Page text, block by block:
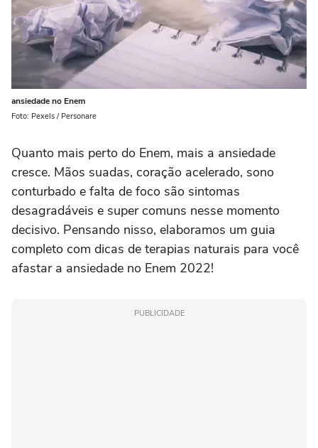
ansiedade no Enem
Foto: Pexels / Personare
Quanto mais perto do Enem, mais a ansiedade
cresce. Mãos suadas, coração acelerado, sono
conturbado e falta de foco são sintomas
desagradáveis e super comuns nesse momento
decisivo. Pensando nisso, elaboramos um guia
completo com dicas de terapias naturais para você
afastar a ansiedade no Enem 2022!
PUBLICIDADE